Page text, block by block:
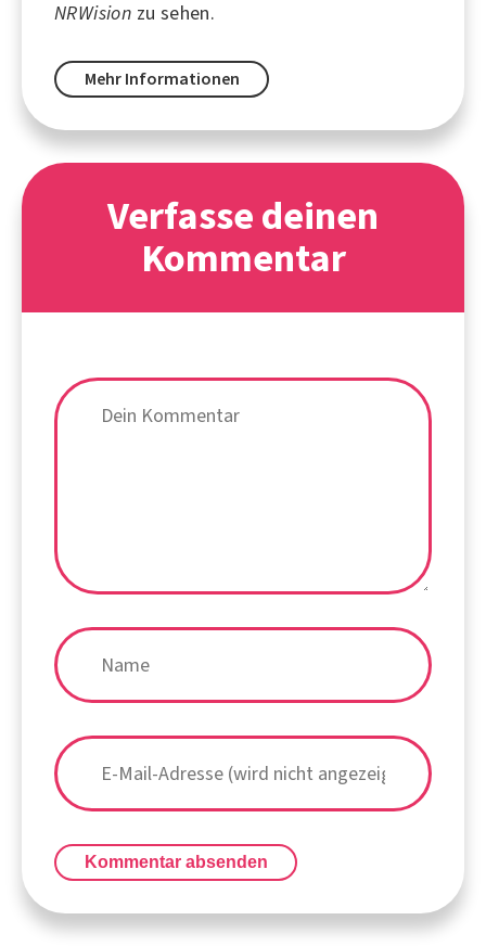
NRWision zu sehen.
Mehr Informationen
Verfasse deinen
Kommentar
Kommentar absenden